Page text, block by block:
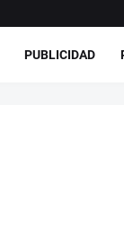
PUBLICIDAD